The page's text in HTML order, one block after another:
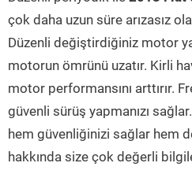
çok daha uzun süre arızasız
Düzenli değiştirdiğiniz motor
motorun ömrünü uzatır. Kirli
motor performansını arttırır.
güvenli sürüş yapmanızı
hem güvenliğinizi sağlar hem
hakkında size çok değerli